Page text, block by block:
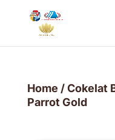
Home /Cokelat
Parrot Gold